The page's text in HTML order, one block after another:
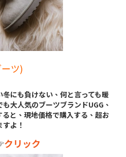
ツ)
にも負けない、何と言っても暖
大人気のブーツブランドUGG、
と、現地価格で購入する、超お
よ！
クリック